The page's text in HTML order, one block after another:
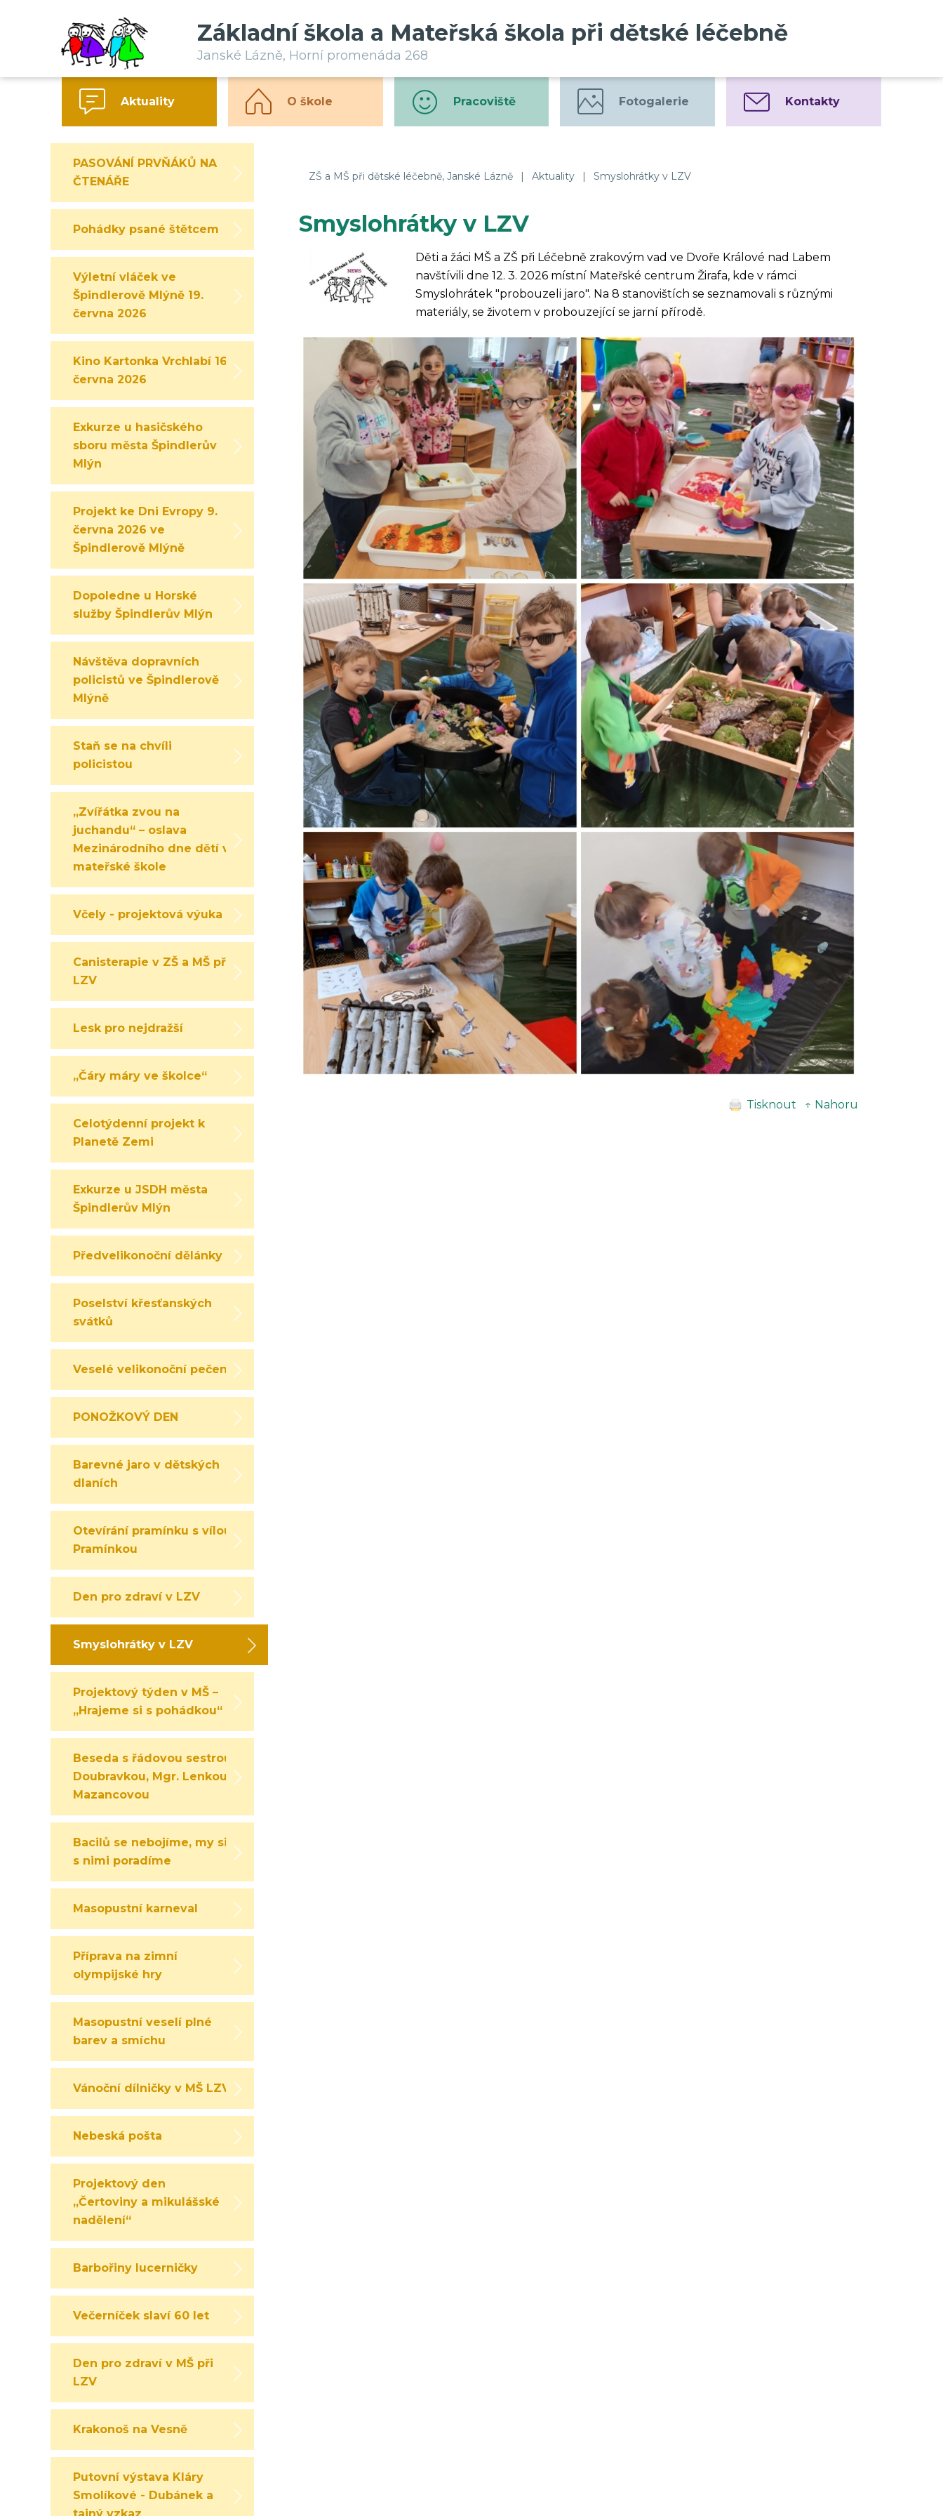
Základní škola a Mateřská škola při dětské léčebně
Janské Lázně, Horní promenáda 268
Aktuality O škole Pracoviště Fotogalerie Kontakty
ZŠ a MŠ při dětské léčebně, Janské Lázně | Aktuality | Smyslohrátky v LZV
Smyslohrátky v LZV
Děti a žáci MŠ a ZŠ při Léčebně zrakovým vad ve Dvoře Králové nad Labem
navštívili dne 12. 3. 2026 místní Mateřské centrum Žirafa, kde v rámci
Smyslohrátek "probouzeli jaro". Na 8 stanovištích se seznamovali s různými
materiály, se životem v probouzející se jarní přírodě.
Tisknout ↑ Nahoru
PASOVÁNÍ PRVŇÁKŮ NA
ČTENÁŘE
Pohádky psané štětcem
Výletní vláček ve
Špindlerově Mlýně 19.
června 2026
Kino Kartonka Vrchlabí 16.
června 2026
Exkurze u hasičského
sboru města Špindlerův
Mlýn
Projekt ke Dni Evropy 9.
června 2026 ve
Špindlerově Mlýně
Dopoledne u Horské
služby Špindlerův Mlýn
Návštěva dopravních
policistů ve Špindlerově
Mlýně
Staň se na chvíli
policistou
„Zvířátka zvou na
juchandu“ – oslava
Mezinárodního dne dětí v
mateřské škole
Včely - projektová výuka
Canisterapie v ZŠ a MŠ při
LZV
Lesk pro nejdražší
„Čáry máry ve školce“
Celotýdenní projekt k
Planetě Zemi
Exkurze u JSDH města
Špindlerův Mlýn
Předvelikonoční dělánky
Poselství křesťanských
svátků
Veselé velikonoční pečení
PONOŽKOVÝ DEN
Barevné jaro v dětských
dlaních
Otevírání pramínku s vílou
Pramínkou
Den pro zdraví v LZV
Smyslohrátky v LZV
Projektový týden v MŠ –
„Hrajeme si s pohádkou“
Beseda s řádovou sestrou
Doubravkou, Mgr. Lenkou
Mazancovou
Bacilů se nebojíme, my si
s nimi poradíme
Masopustní karneval
Příprava na zimní
olympijské hry
Masopustní veselí plné
barev a smíchu
Vánoční dílničky v MŠ LZV
Nebeská pošta
Projektový den
„Čertoviny a mikulášské
nadělení“
Barbořiny lucerničky
Večerníček slaví 60 let
Den pro zdraví v MŠ při
LZV
Krakonoš na Vesně
Putovní výstava Kláry
Smolíkové - Dubánek a